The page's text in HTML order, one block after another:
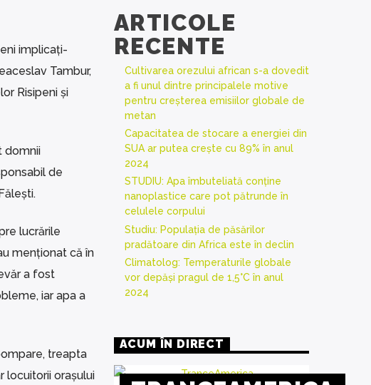
implicați-
Tambur,
Risipeni și
domnii
de
lucrările
menționat că în
a fost
iar apa a
treapta
locuitorii orașului
ARTICOLE
RECENTE
Cultivarea orezului african s-a dovedit
a fi unul dintre principalele motive
pentru creșterea emisiilor globale de
metan
Capacitatea de stocare a energiei din
SUA ar putea crește cu 89% în anul
2024
STUDIU: Apa îmbuteliată conține
nanoplastice care pot pătrunde în
celulele corpului
Studiu: Populația de păsărilor
pradătoare din Africa este în declin
Climatolog: Temperaturile globale
vor depăși pragul de 1,5°C în anul
2024
ACUM ÎN DIRECT